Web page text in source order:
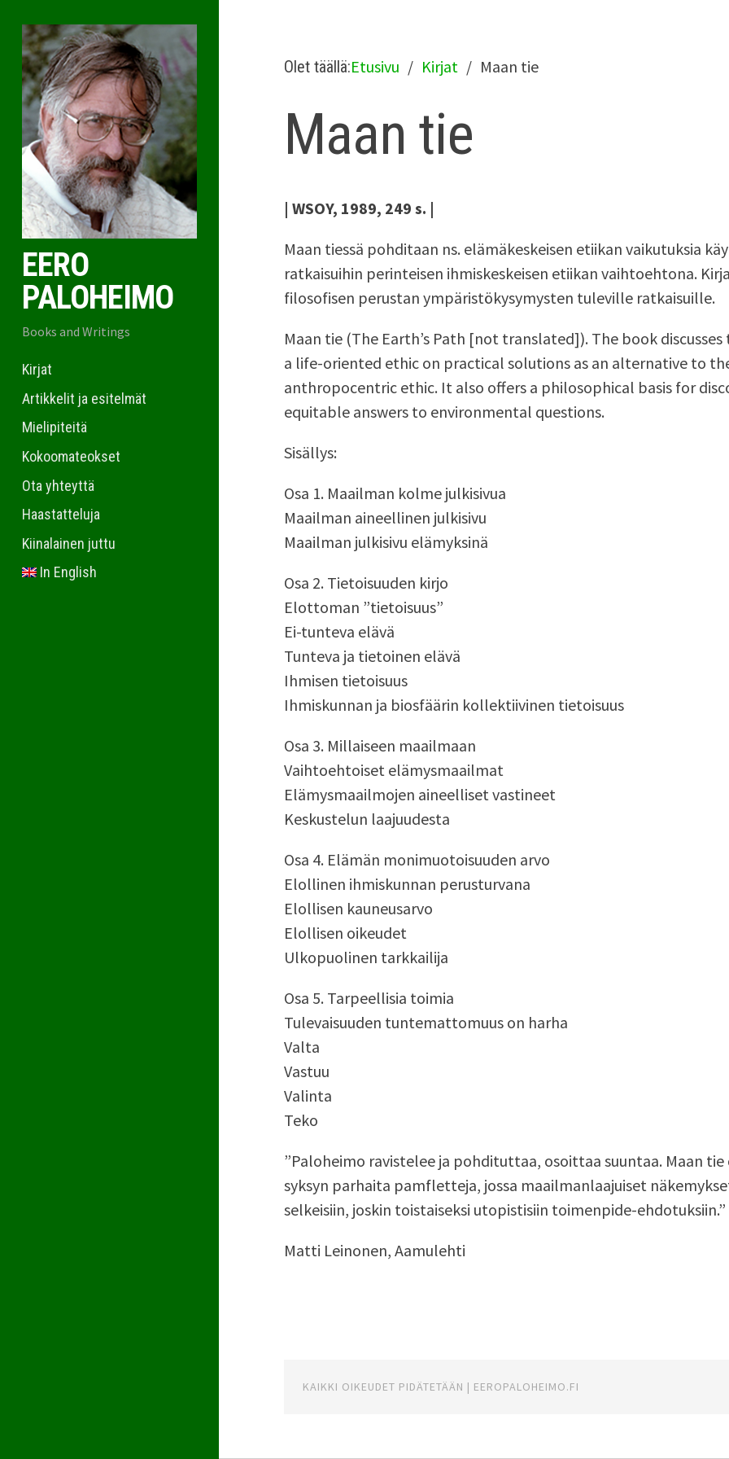
EERO
PALOHEIMO
Books and Writings
Kirjat
Artikkelit ja esitelmät
Mielipiteitä
Kokoomateokset
Ota yhteyttä
Haastatteluja
Kiinalainen juttu
In English
Olet täällä:Etusivu Kirjat Maan tie
Maan tie
| WSOY, 1989, 249 s. |
Maan tiessä pohditaan ns. elämäkeskeisen etiikan vaikutuksia
ratkaisuihin perinteisen ihmiskeskeisen etiikan vaihtoehtona.
filosofisen perustan ympäristökysymysten tuleville ratkaisuille.
Maan tie (The Earth’s Path [not translated]). The book
a life-oriented ethic on practical solutions as an alternative to
anthropocentric ethic. It also offers a philosophical basis for
equitable answers to environmental questions.
Sisällys:
Osa 1. Maailman kolme julkisivua
Maailman aineellinen julkisivu
Maailman julkisivu elämyksinä
Osa 2. Tietoisuuden kirjo
Elottoman ”tietoisuus”
Ei-tunteva elävä
Tunteva ja tietoinen elävä
Ihmisen tietoisuus
Ihmiskunnan ja biosfäärin kollektiivinen tietoisuus
Osa 3. Millaiseen maailmaan
Vaihtoehtoiset elämysmaailmat
Elämysmaailmojen aineelliset vastineet
Keskustelun laajuudesta
Osa 4. Elämän monimuotoisuuden arvo
Elollinen ihmiskunnan perusturvana
Elollisen kauneusarvo
Elollisen oikeudet
Ulkopuolinen tarkkailija
Osa 5. Tarpeellisia toimia
Tulevaisuuden tuntemattomuus on harha
Valta
Vastuu
Valinta
Teko
”Paloheimo ravistelee ja pohdituttaa, osoittaa suuntaa. Maan tie
syksyn parhaita pamfletteja, jossa maailmanlaajuiset
selkeisiin, joskin toistaiseksi utopistisiin toimenpide-ehdotuksiin.”
Matti Leinonen, Aamulehti
KAIKKI OIKEUDET PIDÄTETÄÄN | EEROPALOHEIMO.FI